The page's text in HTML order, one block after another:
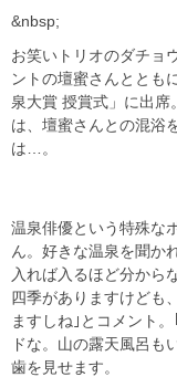
&nbsp;
お笑いトリオのダチョ
ントの壇蜜さんととも
泉大賞 授賞式」に出
は、壇蜜さんとの混浴
は…。
温泉俳優という特殊な
ん。好きな温泉を聞か
入れば入るほど分から
四季がありますけども
ますしね｣とコメント
ドな。山の露天風呂も
歯を見せます。